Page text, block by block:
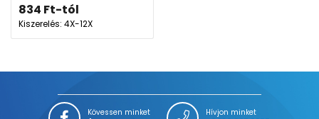
834 Ft-tól
Kiszerelés: 4X-12X
Kövessen minket Hívjon minket